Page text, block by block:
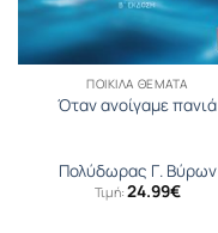
ΠΟΙΚΊΛΑ ΘΈΜΑΤΑ
Όταν ανοίγαμε πανιά
Πολύδωρας Γ. Βύρων
Τιμή: 24.99€